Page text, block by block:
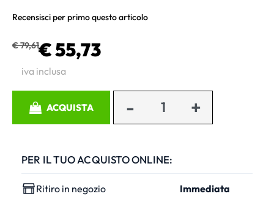
Recensisci per primo questo articolo
€ 79,61€ 55,73
iva inclusa
ACQUISTA
PER IL TUO ACQUISTO ONLINE:
Ritiro in negozio
Immediata